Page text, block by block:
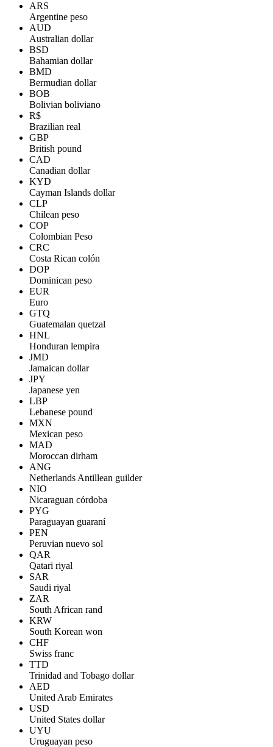
ARS
Argentine peso
AUD
Australian dollar
BSD
Bahamian dollar
BMD
Bermudian dollar
BOB
Bolivian boliviano
R$
Brazilian real
GBP
British pound
CAD
Canadian dollar
KYD
Cayman Islands dollar
CLP
Chilean peso
COP
Colombian Peso
CRC
Costa Rican colón
DOP
Dominican peso
EUR
Euro
GTQ
Guatemalan quetzal
HNL
Honduran lempira
JMD
Jamaican dollar
JPY
Japanese yen
LBP
Lebanese pound
MXN
Mexican peso
MAD
Moroccan dirham
ANG
Netherlands Antillean guilder
NIO
Nicaraguan córdoba
PYG
Paraguayan guaraní
PEN
Peruvian nuevo sol
QAR
Qatari riyal
SAR
Saudi riyal
ZAR
South African rand
KRW
South Korean won
CHF
Swiss franc
TTD
Trinidad and Tobago dollar
AED
United Arab Emirates
USD
United States dollar
UYU
Uruguayan peso